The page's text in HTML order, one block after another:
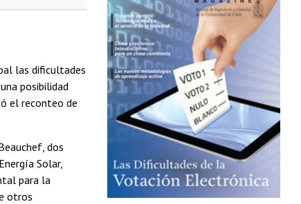
las dificultades
posibilidad
el reconteo de
dos
Solar,
para la
otros